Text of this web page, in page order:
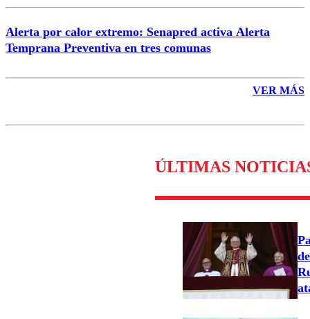
Alerta por calor extremo: Senapred activa Alerta
Temprana Preventiva en tres comunas
VER MÁS
ÚLTIMAS